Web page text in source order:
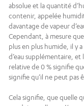
absolue et la quantité
contenir, appelée
davantage de vapeur
Cependant, à mesure
plus en plus humide, il y
d’eau supplémentaire,
relative de 0 % signifie
signifie qu’il ne peut pas
Cela signifie, que quelle